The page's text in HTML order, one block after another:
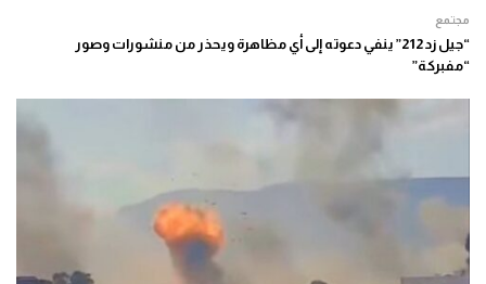
مجتمع
“جيل زد 212” ينفي دعوته إلى أي مظاهرة ويحذر من منشورات وصور
“مفبركة”